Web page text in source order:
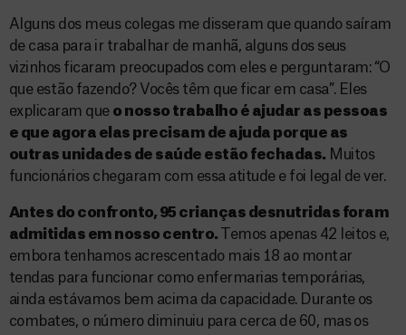
Alguns dos meus colegas me disseram que quando saíram
de casa para ir trabalhar de manhã, alguns dos seus
vizinhos ficaram preocupados com eles e perguntaram: “O
que estão fazendo? Vocês têm que ficar em casa”. Eles
explicaram que o nosso trabalho é ajudar as pessoas
e que agora elas precisam de ajuda porque as
outras unidades de saúde estão fechadas. Muitos
funcionários chegaram com essa atitude e foi legal de ver.
Antes do confronto, 95 crianças desnutridas foram
admitidas em nosso centro.
Temos apenas 42 leitos e,
embora tenhamos acrescentado mais 18 ao montar
tendas para funcionar como enfermarias temporárias,
ainda estávamos bem acima da capacidade. Durante os
combates, o número diminuiu para cerca de 60, mas os